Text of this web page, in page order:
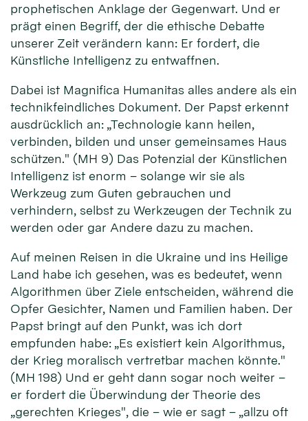
prophetischen Anklage der Gegenwart. Und er
prägt einen Begriff, der die ethische Debatte
unserer Zeit verändern kann: Er fordert, die
Künstliche Intelligenz zu entwaffnen.
Dabei ist Magnifica Humanitas alles andere als ein
technikfeindliches Dokument. Der Papst erkennt
ausdrücklich an: „Technologie kann heilen,
verbinden, bilden und unser gemeinsames Haus
schützen." (MH 9) Das Potenzial der Künstlichen
Intelligenz ist enorm – solange wir sie als
Werkzeug zum Guten gebrauchen und
verhindern, selbst zu Werkzeugen der Technik zu
werden oder gar Andere dazu zu machen.
Auf meinen Reisen in die Ukraine und ins Heilige
Land habe ich gesehen, was es bedeutet, wenn
Algorithmen über Ziele entscheiden, während die
Opfer Gesichter, Namen und Familien haben. Der
Papst bringt auf den Punkt, was ich dort
empfunden habe: „Es existiert kein Algorithmus,
der Krieg moralisch vertretbar machen könnte."
(MH 198) Und er geht dann sogar noch weiter –
er fordert die Überwindung der Theorie des
„gerechten Krieges", die – wie er sagt – „allzu oft